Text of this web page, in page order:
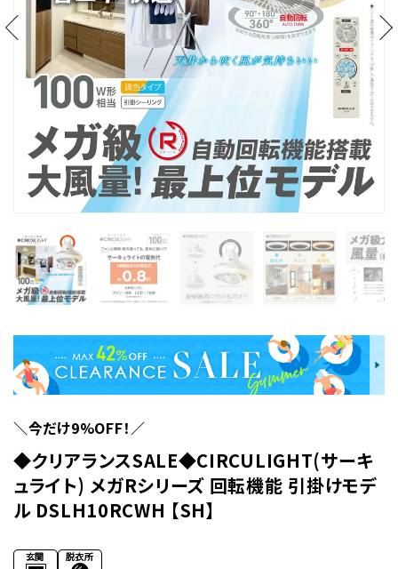
＼今だけ9%OFF！／
◆クリアランスSALE◆CIRCULIGHT(サーキ
ュライト) メガRシリーズ 回転機能 引掛けモデ
ル DSLH10RCWH 【SH】